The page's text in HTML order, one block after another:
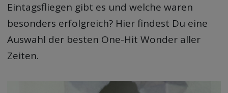
Eintagsfliegen gibt es und welche waren
besonders erfolgreich? Hier findest Du eine
Auswahl der besten One-Hit Wonder aller
Zeiten.